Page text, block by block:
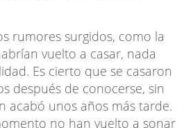
rumores surgidos, como la
vuelto a casar, nada
Es cierto que se casaron
después de conocerse, sin
acabó unos años más tarde.
no han vuelto a sonar